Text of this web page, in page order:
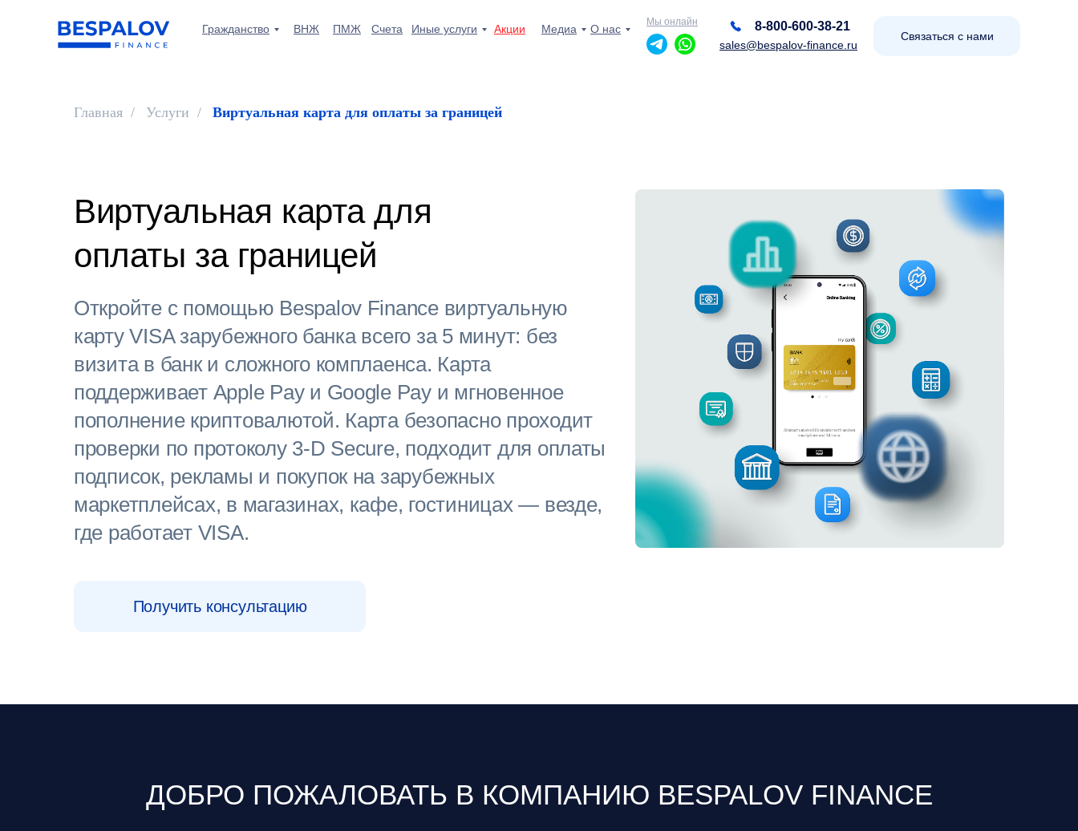
Связаться с нами
sales@bespalov-finance.ru
Акции
Мы онлайн
О нас
Иные услуги Медиа
ПМЖ
ВНЖ Счета
сб, вс: выходной
Гражданство 8-800-600-38-21
Главная / Услуги / Виртуальная карта для оплаты за границей
Виртуальная карта для
оплаты за границей
Откройте с помощью Bespalov Financeвиртуальную
карту VISA зарубежного банка всего за 5 минут: без
визита в банк и сложного комплаенса. Карта
поддерживает Apple Pay и Google Pay и мгновенное
пополнение криптовалютой. Карта безопасно проходит
проверки по протоколу 3-D Secure, подходит для оплаты
подписок, рекламы и покупок на зарубежных
маркетплейсах, в магазинах, кафе, гостиницах — везде,
где работает VISA.
Получить консультацию
ДОБРО ПОЖАЛОВАТЬ В КОМПАНИЮ BESPALOV FINANCE